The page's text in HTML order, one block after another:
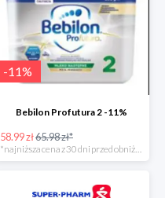
-11%
Bebilon Profutura 2 -11%
58.99 zł65.98 zł*
*najniższa cena z 30 dni przed obniżką